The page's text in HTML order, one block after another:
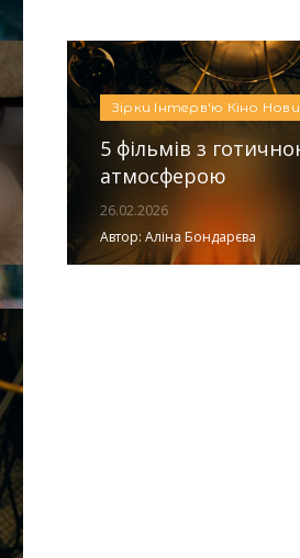
Зірки Інтерв'ю Кіно
5 фільмів з
атмосферою
26.02.2026
Автор: Аліна Бондарєва